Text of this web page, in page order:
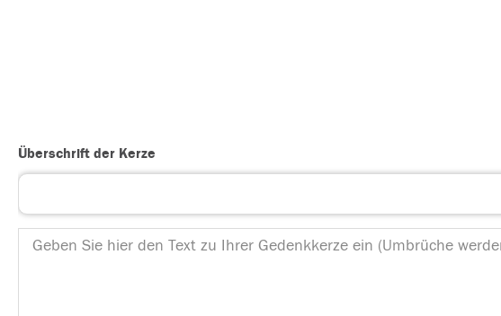
Überschrift der Kerze